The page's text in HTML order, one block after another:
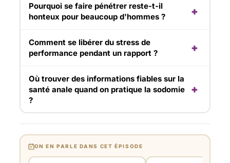
Pourquoi se faire pénétrer reste-t-il
honteux pour beaucoup d'hommes ?
Comment se libérer du stress de
performance pendant un rapport ?
Où trouver des informations fiables sur la
santé anale quand on pratique la sodomie
?
ON EN PARLE DANS CET ÉPISODE